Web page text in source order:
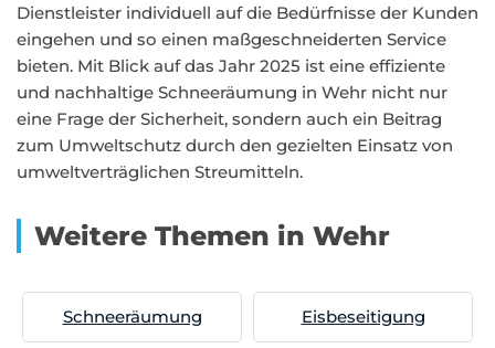
Dienstleister individuell auf die Bedürfnisse der Kunden
eingehen und so einen maßgeschneiderten Service
bieten. Mit Blick auf das Jahr 2025 ist eine effiziente
und nachhaltige Schneeräumung in Wehr nicht nur
eine Frage der Sicherheit, sondern auch ein Beitrag
zum Umweltschutz durch den gezielten Einsatz von
umweltverträglichen Streumitteln.
Weitere Themen in Wehr
Schneeräumung Eisbeseitigung